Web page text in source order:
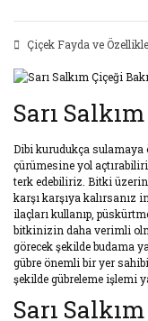
Çiçek Fayda ve
Sarı
Dibi kurudukça
çürümesine yol
terk edebiliriz. Bitki
karşı karşıya
ilaçları kullanıp,
bitkinizin daha verimli
görecek şekilde budama
gübre önemli bir yer
şekilde gübreleme işlemi
Sarı